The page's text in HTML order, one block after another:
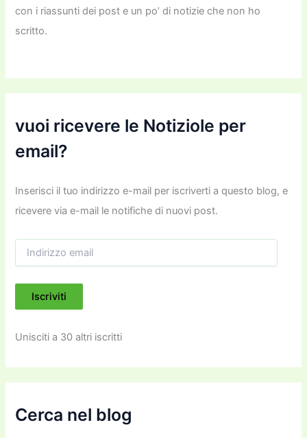
con i riassunti dei post e un po’ di notizie che non ho
scritto.
vuoi ricevere le Notiziole per
email?
Inserisci il tuo indirizzo e-mail per iscriverti a questo blog, e
ricevere via e-mail le notifiche di nuovi post.
i
i
z
e
m
i
Iscriviti
Unisciti a 30 altri iscritti
Cerca nel blog